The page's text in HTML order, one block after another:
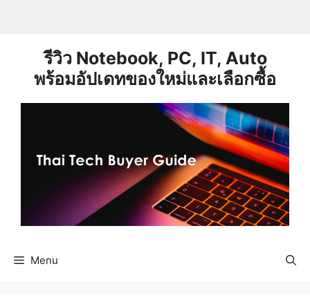
รีวิว Notebook, PC, IT, Auto
พร้อมอัปเดทของใหม่และเลือกซื้อ
Menu